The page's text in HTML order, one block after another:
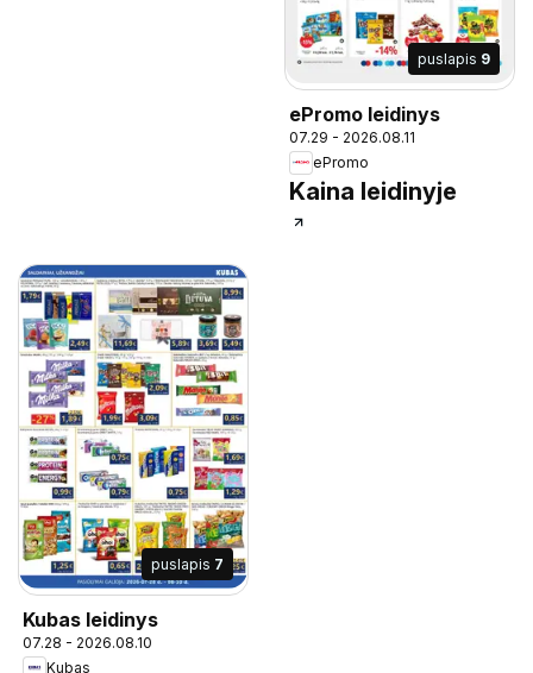
puslapis 9
ePromo leidinys
07.29 - 2026.08.11
ePromo
Kaina leidinyje
puslapis 7
Kubas leidinys
07.28 - 2026.08.10
Kubas